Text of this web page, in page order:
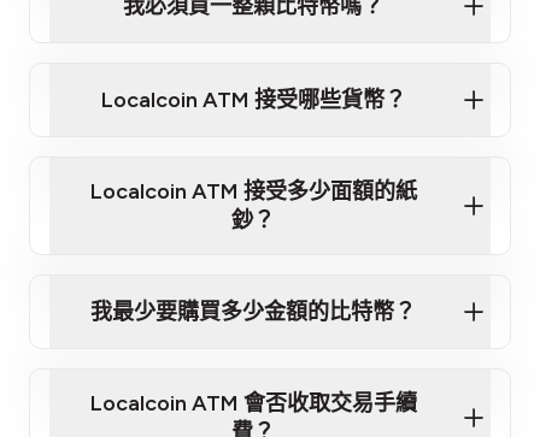
離你最近的 Localcoin ATM
第 2 步：選擇你想購買的
我必須買一整顆比特幣嗎？
Localcoin ATM 接受哪些貨幣？
Localcoin ATM 接受多少面額的紙
鈔？
我最少要購買多少金額的比特幣？
Localcoin ATM 會否收取交易手續